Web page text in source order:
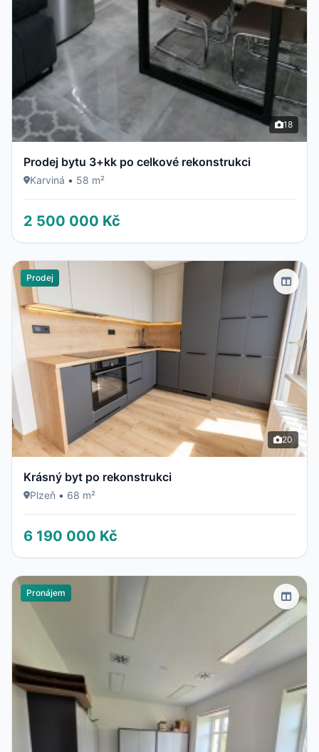
18
Prodej bytu 3+kk po celkové rekonstrukci
Karviná • 58 m²
2 500 000 Kč
Prodej
20
Krásný byt po rekonstrukci
Plzeň • 68 m²
6 190 000 Kč
Pronájem